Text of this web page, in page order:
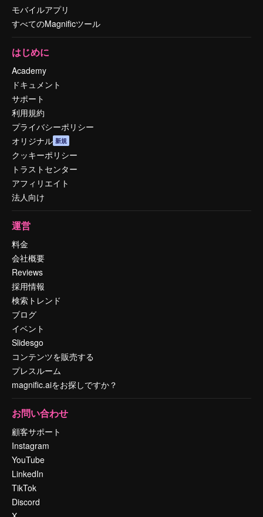
モバイルアプリ
すべてのMagnificツール
はじめに
Academy
ドキュメント
サポート
利用規約
プライバシーポリシー
オリジナル 新規
クッキーポリシー
トラストセンター
アフィリエイト
法人向け
運営
料金
会社概要
Reviews
採用情報
検索トレンド
ブログ
イベント
Slidesgo
コンテンツを販売する
プレスルーム
magnific.aiをお探しですか？
お問い合わせ
顧客サポート
Instagram
YouTube
LinkedIn
TikTok
Discord